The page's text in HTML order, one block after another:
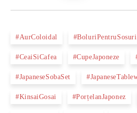
#AurColoidal #BoluriPentruSosuri
#CeaiSiCafea #CupeJaponeze
#JapaneseSobaSet
#KinsaiGosai #PorțelanJaponez